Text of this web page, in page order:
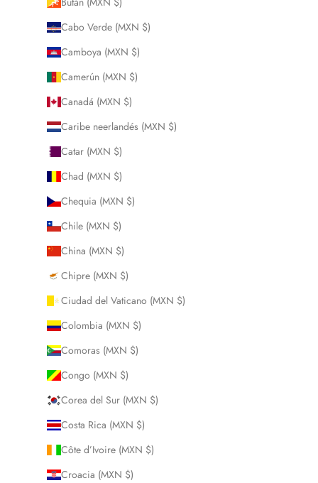
Cabo Verde (MXN $)
Camboya (MXN $)
Camerún (MXN $)
Canadá (MXN $)
Caribe neerlandés (MXN $)
Catar (MXN $)
Chad (MXN $)
Chequia (MXN $)
Chile (MXN $)
China (MXN $)
Chipre (MXN $)
Ciudad del Vaticano (MXN $)
Colombia (MXN $)
Comoras (MXN $)
Congo (MXN $)
Corea del Sur (MXN $)
Costa Rica (MXN $)
Côte d’Ivoire (MXN $)
Croacia (MXN $)